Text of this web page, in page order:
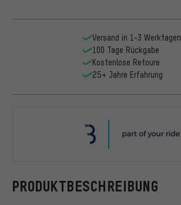
PRODUKTBESCHREIBUNG
Versand in 1-3 Werktagen
100 Tage Rückgabe
Kostenlose Retoure
25+ Jahre Erfahrung